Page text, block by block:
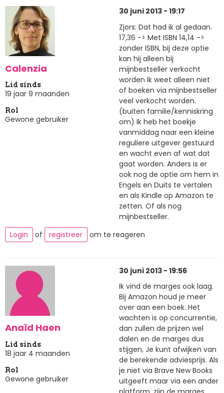
Calenzia
Lid sinds
19 jaar 9 maanden
Rol
Gewone gebruiker
30 juni 2013 - 19:17
Zjors: Dat had ik al gedaan.
17,36 -> Met ISBN 14,14 ->
zonder ISBN, bij deze optie
kan hij alleen bij
mijnbestseller verkocht
worden Ik weet alleen niet
of boeken via mijnbestseller
veel verkocht worden.
(buiten familie/kenniskring
om) Ik heb het boekje
vanmiddag naar een kleine
reguliere uitgever gestuurd
en wacht even af wat dat
gaat worden. Anders is er
ook nog de optie om hem in
Engels en Duits te vertalen
en als Kindle op Amazon te
zetten. Of als nog
mijnbestseller.
Login
of registreer om te reageren
Anaïd Haen
Lid sinds
18 jaar 4 maanden
Rol
Gewone gebruiker
30 juni 2013 - 19:56
Ik vind de marges ook laag.
Bij Amazon houd je meer
over aan een boek. Het
wachten is op concurrentie,
dan zullen de prijzen wel
dalen en de marges dus
stijgen, Je kunt afwijken van
de berekende adviesprijs. Als
je niet via Brave New Books
uitgeeft maar via een ander